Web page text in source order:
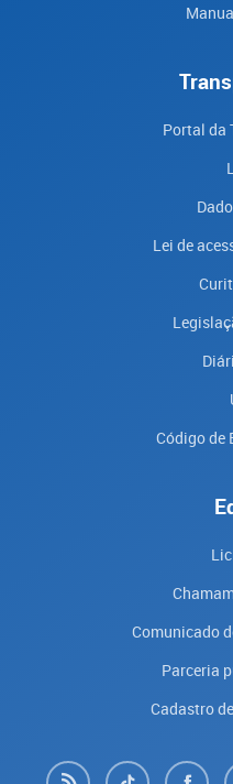
Portal da
Lei de
Código de
Comunicado
Parceria
Cadastro